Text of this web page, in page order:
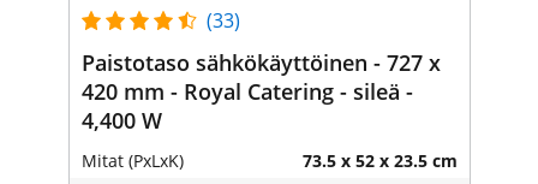
(33)
Paistotaso sähkökäyttöinen - 727 x
420 mm - Royal Catering - sileä -
4,400 W
Mitat (PxLxK) 73.5 x 52 x 23.5 cm